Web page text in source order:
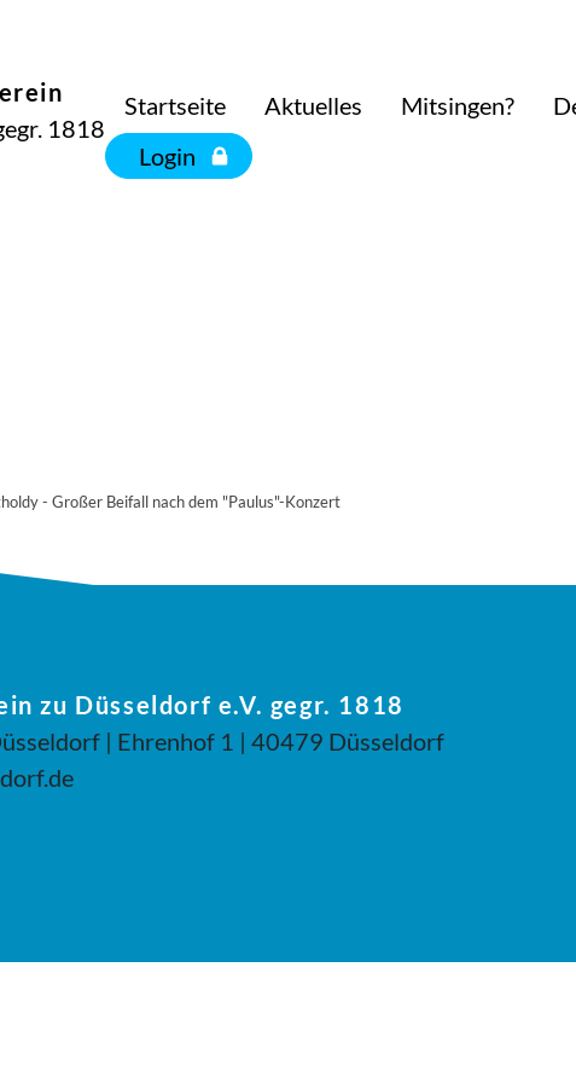
1818
Startseite Aktuelles Mitsingen?
Login
- Großer Beifall nach dem "Paulus"-Konzert
zu Düsseldorf e.V. gegr. 1818
| Ehrenhof 1 | 40479 Düsseldorf